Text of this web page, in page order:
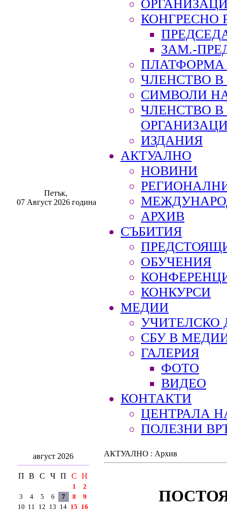
Петък,
07 Август 2026 година
КОНГРЕСНО
ЗАМ.-
ПЛАТФОРМА
ЧЛЕНСТВО В
СИМВОЛИ
ЧЛЕНСТВО
ИЗДАНИЯ
АКТУАЛНО
НОВИНИ
АРХИВ
СЪБИТИЯ
ОБУЧЕНИЯ
КОНКУРСИ
МЕДИИ
УЧИТЕЛСКО
СБУ В
ГАЛЕРИЯ
ФОТО
ВИДЕО
КОНТАКТИ
ЦЕНТРАЛА
ПОЛЕЗНИ
август 2026
П В С Ч П С Н
1
2
3
4 5 6 7 8
9
10 11 12 13 14 15 16
АКТУАЛНО : Архив